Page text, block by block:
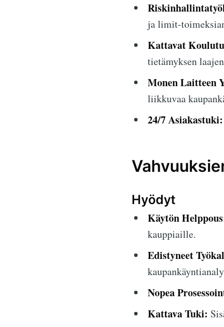
ja limit-
Kattavat
tietämyksen
Monen Laitteen
liikkuvaa
24/7 Asiakastuki:
Hyödyt
Käytön
kauppiaille.
Edistyneet
Nopea
Kattava Tuki: